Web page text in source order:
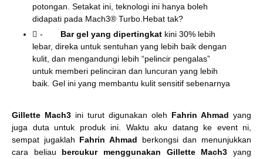
potongan. Setakat ini, teknologi ini hanya boleh
didapati pada Mach3® Turbo.Hebat tak?
-
Bar gel yang dipertingkat kini 30% lebih
lebar, direka untuk sentuhan yang lebih baik dengan
kulit, dan mengandungi lebih “pelincir pengalas”
untuk memberi pelinciran dan luncuran yang lebih
baik. Gel ini yang membantu kulit sensitif sebenarnya
Gillette Mach3 ini turut digunakan oleh Fahrin Ahmad yang
juga duta untuk produk ini. Waktu aku datang ke event ni,
sempat jugaklah Fahrin Ahmad berkongsi dan menunjukkan
cara beliau bercukur menggunakan Gillette Mach3 yang